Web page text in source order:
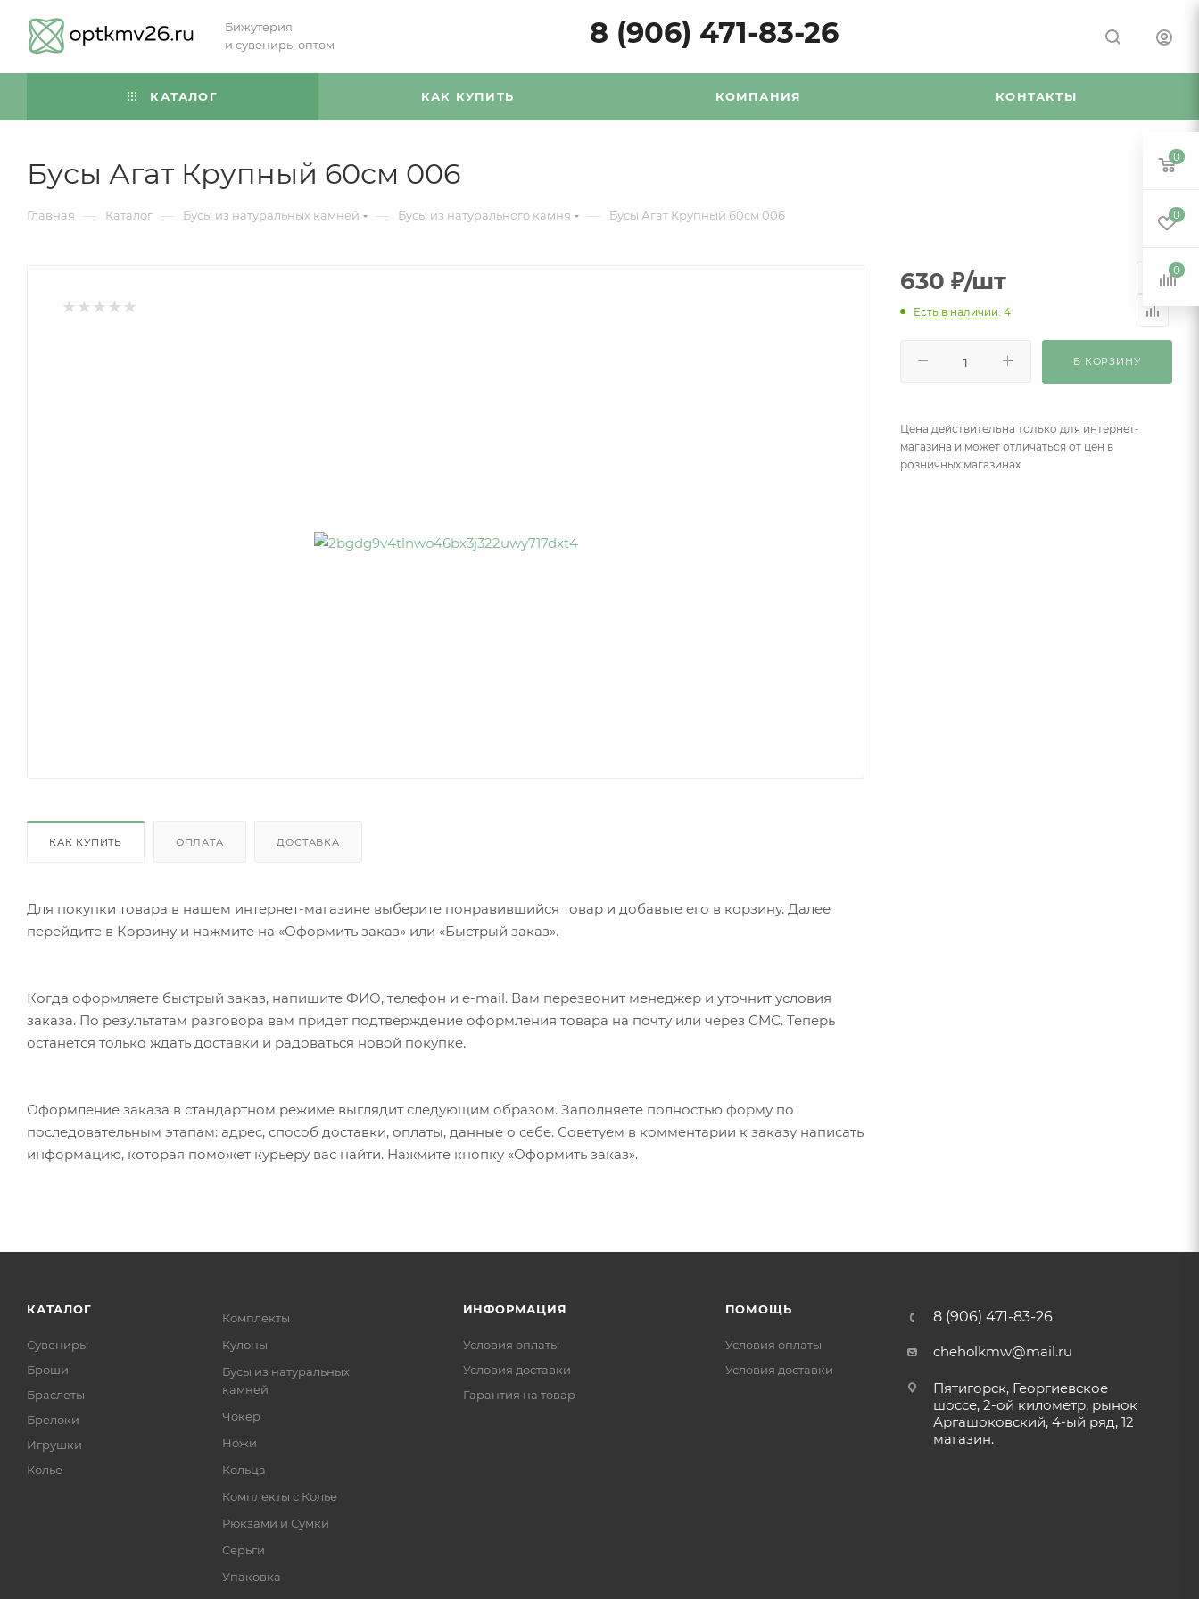
Бижутерия
и сувениры оптом
8 (906) 471-83-26
КАТАЛОГ КАК КУПИТЬ КОМПАНИЯ КОНТАКТЫ
Бусы Агат Крупный 60см 006
Главная — Каталог — Бусы из натуральных камней — Бусы из натурального камня — Бусы Агат Крупный 60см 006
КАК КУПИТЬ ОПЛАТА ДОСТАВКА
Для покупки товара в нашем интернет-магазине выберите понравившийся товар и добавьте его в корзину. Далее
перейдите в Корзину и нажмите на «Оформить заказ» или «Быстрый заказ».
Когда оформляете быстрый заказ, напишите ФИО, телефон и e-mail. Вам перезвонит менеджер и уточнит условия
заказа. По результатам разговора вам придет подтверждение оформления товара на почту или через СМС. Теперь
останется только ждать доставки и радоваться новой покупке.
Оформление заказа в стандартном режиме выглядит следующим образом. Заполняете полностью форму по
последовательным этапам: адрес, способ доставки, оплаты, данные о себе. Советуем в комментарии к заказу написать
информацию, которая поможет курьеру вас найти. Нажмите кнопку «Оформить заказ».
630 ₽/шт
Есть в наличии: 4
В КОРЗИНУ
Цена действительна только для интернет-
магазина и может отличаться от цен в
розничных магазинах
КАТАЛОГ
Сувениры
Броши
Браслеты
Брелоки
Игрушки
Колье
Комплекты
Кулоны
Бусы из натуральных
камней
Чокер
Ножи
Кольца
Комплекты с Колье
Рюкзами и Сумки
Серьги
Упаковка
ИНФОРМАЦИЯ
Условия оплаты
Условия доставки
Гарантия на товар
ПОМОЩЬ
Условия оплаты
Условия доставки
8 (906) 471-83-26
cheholkmw@mail.ru
Пятигорск, Георгиевское
шоссе, 2-ой километр, рынок
Аргашоковский, 4-ый ряд, 12
магазин.
0
0
0